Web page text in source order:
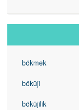
bökmek
böküji
böküjilik